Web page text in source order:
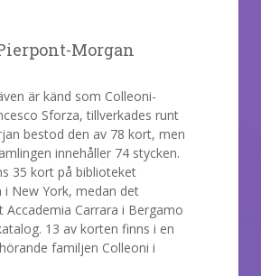
Morgan
är känd som Colleoni-
Sforza, tillverkades runt
bestod den av 78 kort, men
innehåller 74 stycken.
35 kort på biblioteket
New York, medan det
Accademia Carrara i Bergamo
13 av korten finns i en
familjen Colleoni i